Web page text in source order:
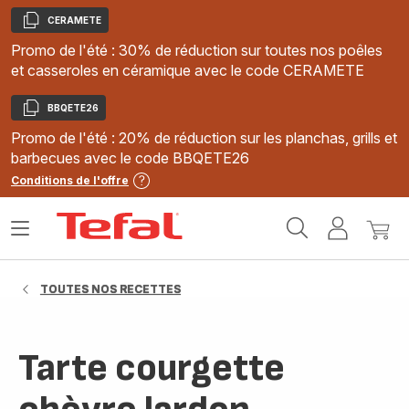
Copier
CERAMETE
Promo de l'été : 30% de réduction sur toutes nos poêles
et casseroles en céramique avec le code CERAMETE
Copier
BBQETE26
Promo de l'été : 20% de réduction sur les planchas, grills et
barbecues avec le code BBQETE26
Conditions de l'offre
MonMon
Ouvrir
TOUTES NOS RECETTES
Tarte courgette